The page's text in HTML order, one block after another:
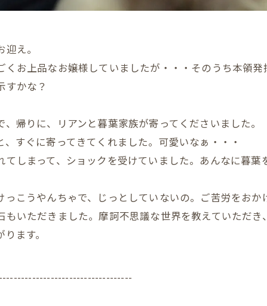
え。
お上品なお嬢様していましたが・・・そのうち本領発
すかな？
帰りに、リアンと暮葉家族が寄ってくださいました。
すぐに寄ってきてくれました。可愛いなぁ・・・
しまって、ショックを受けていました。あんなに暮葉
こうやんちゃで、じっとしていないの。ご苦労をおか
いただきました。摩訶不思議な世界を教えていただき
ます。